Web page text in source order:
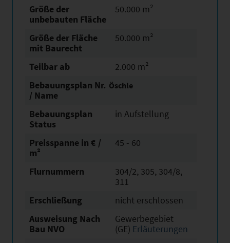
Größe der
unbebauten Fläche
50.000 m²
Größe der Fläche
mit Baurecht
50.000 m²
Teilbar ab
2.000 m²
Bebauungsplan Nr.
/ Name
Öschle
Bebauungsplan
Status
in Aufstellung
Preisspanne in € /
m²
45 - 60
Flurnummern
304/2, 305, 304/8,
311
Erschließung
nicht erschlossen
Ausweisung Nach
Bau NVO
Gewerbegebiet
(GE) Erläuterungen